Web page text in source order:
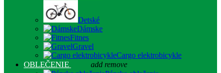
Detské
Dámske
Fitnes
Gravel
Cargo elektrobicykle
OBLEČENIE add remove